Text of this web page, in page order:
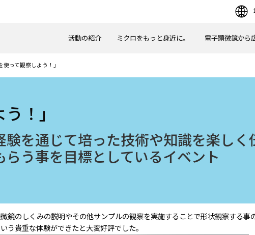
活動の紹介 ミクロをもっと身近に。 電子顕微鏡から
って観察しよう！」
！」
を通じて培った技術や知識を楽しく
う事を目標としているイベント
のしくみの説明やその他サンプルの観察を実施することで形状観察する事
う貴重な体験ができたと大変好評でした。